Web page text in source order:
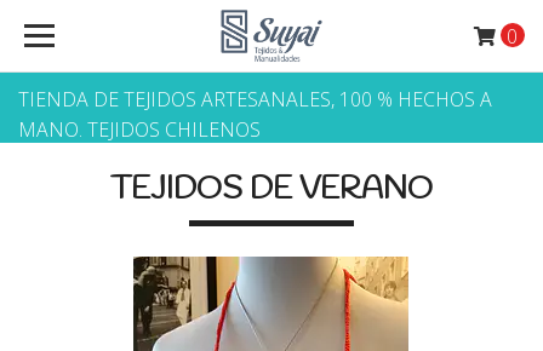
TIENDA DE TEJIDOS ARTESANALES, 100 % HECHOS A
MANO. TEJIDOS CHILENOS
0
TEJIDOS DE VERANO